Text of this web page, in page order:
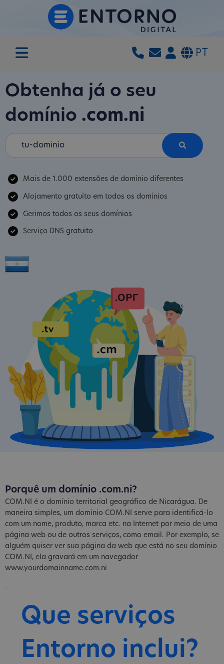
PT
Obtenha já o seu
domínio .com.ni
Mais de 1.000 extensões de domínio diferentes
Alojamento gratuito em todos os domínios
Gerimos todos os seus domínios
Serviço DNS gratuito
Porquê um domínio .com.ni?
COM.NI é o domínio territorial geográfico de Nicarágua. De
maneira simples, um domínio COM.NI serve para identificá-lo
com um nome, produto, marca etc. na Internet por meio de uma
página web ou de outros serviços, como email. Por exemplo, se
alguém quiser ver sua página da web que está no seu domínio
COM.NI, ela gravará em um navegador
www.yourdomainname.com.ni
-
Que serviços
Entorno inclui?